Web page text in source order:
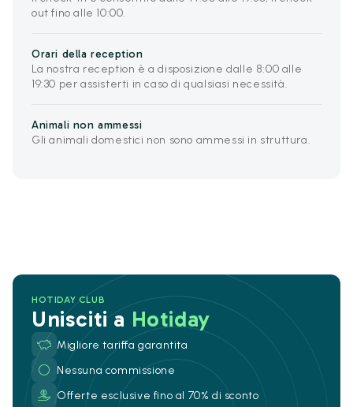
out fino alle 10:00.
Orari della reception
La nostra reception è a disposizione dalle 8:00 alle
19:30 per assisterti in caso di qualsiasi necessità.
Animali non ammessi
Gli animali domestici non sono ammessi in struttura.
HOTIDAY CLUB
Unisciti a Hotiday
Migliore tariffa garantita
Nessuna commissione
Offerte esclusive fino al 70% di sconto